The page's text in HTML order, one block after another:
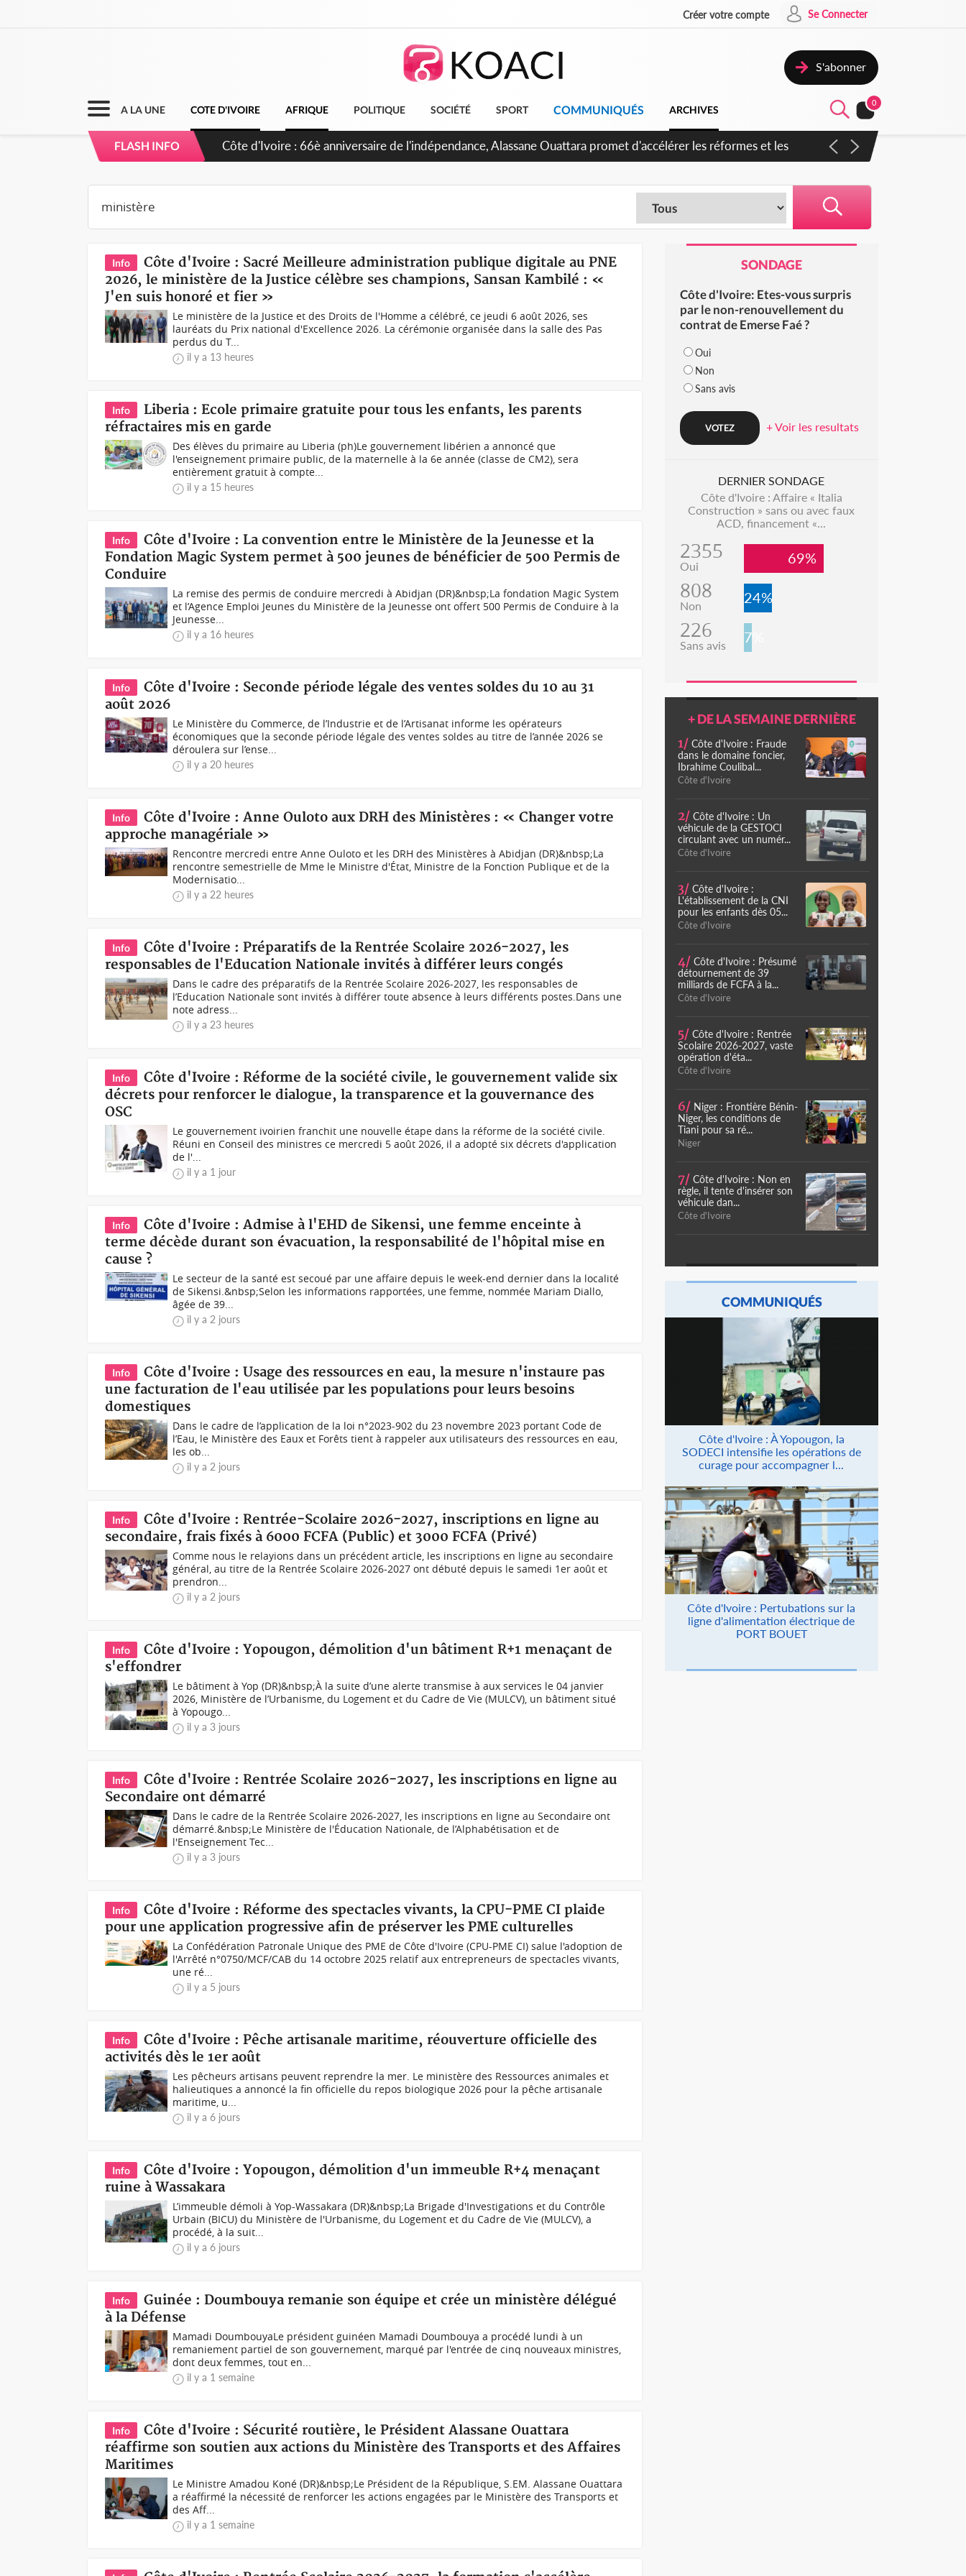
Créer votre compte Se Connecter
S'abonner
A LA UNE COTE D'IVOIRE AFRIQUE POLITIQUE SOCIÉTÉ SPORT COMMUNIQUÉS ARCHIVES
0
FLASH INFO
Côte d'Ivoire : À Abidjan, Amadou Oury Bah admire le modèle ivoirien et veut s'en inspirer pour accélérer le
Info
Côte d'Ivoire : Sacré Meilleure administration publique digitale au PNE
2026, le ministère de la Justice célèbre ses champions, Sansan Kambilé : «
J'en suis honoré et fier »
Le ministère de la Justice et des Droits de l'Homme a célébré, ce jeudi 6 août 2026, ses
lauréats du Prix national d'Excellence 2026. La cérémonie organisée dans la salle des Pas
perdus du T...
il y a 13 heures
Info
Liberia : Ecole primaire gratuite pour tous les enfants, les parents
réfractaires mis en garde
Des élèves du primaire au Liberia (ph)Le gouvernement libérien a annoncé que
l'enseignement primaire public, de la maternelle à la 6e année (classe de CM2), sera
entièrement gratuit à compte...
il y a 15 heures
Info
Côte d'Ivoire : La convention entre le Ministère de la Jeunesse et la
Fondation Magic System permet à 500 jeunes de bénéficier de 500 Permis de
Conduire
La remise des permis de conduire mercredi à Abidjan (DR)&nbsp;La fondation Magic System
et l’Agence Emploi Jeunes du Ministère de la Jeunesse ont offert 500 Permis de Conduire à la
Jeunesse...
il y a 16 heures
Info
Côte d'Ivoire : Seconde période légale des ventes soldes du 10 au 31
août 2026
Le Ministère du Commerce, de l’Industrie et de l’Artisanat informe les opérateurs
économiques que la seconde période légale des ventes soldes au titre de l’année 2026 se
déroulera sur l’ense...
il y a 20 heures
Info
Côte d'Ivoire : Anne Ouloto aux DRH des Ministères : « Changer votre
approche managériale »
Rencontre mercredi entre Anne Ouloto et les DRH des Ministères à Abidjan (DR)&nbsp;La
rencontre semestrielle de Mme le Ministre d'État, Ministre de la Fonction Publique et de la
Modernisatio...
il y a 22 heures
Info
Côte d'Ivoire : Préparatifs de la Rentrée Scolaire 2026-2027, les
responsables de l'Education Nationale invités à différer leurs congés
Dans le cadre des préparatifs de la Rentrée Scolaire 2026-2027, les responsables de
l’Education Nationale sont invités à différer toute absence à leurs différents postes.Dans une
note adress...
il y a 23 heures
Info
Côte d'Ivoire : Réforme de la société civile, le gouvernement valide six
décrets pour renforcer le dialogue, la transparence et la gouvernance des
OSC
Le gouvernement ivoirien franchit une nouvelle étape dans la réforme de la société civile.
Réuni en Conseil des ministres ce mercredi 5 août 2026, il a adopté six décrets d'application
de l'...
il y a 1 jour
Info
Côte d'Ivoire : Admise à l'EHD de Sikensi, une femme enceinte à
terme décède durant son évacuation, la responsabilité de l'hôpital mise en
cause ?
Le secteur de la santé est secoué par une affaire depuis le week-end dernier dans la localité
de Sikensi.&nbsp;Selon les informations rapportées, une femme, nommée Mariam Diallo,
âgée de 39...
il y a 2 jours
Info
Côte d'Ivoire : Usage des ressources en eau, la mesure n'instaure pas
une facturation de l'eau utilisée par les populations pour leurs besoins
domestiques
Dans le cadre de l’application de la loi n°2023-902 du 23 novembre 2023 portant Code de
l’Eau, le Ministère des Eaux et Forêts tient à rappeler aux utilisateurs des ressources en eau,
les ob...
il y a 2 jours
Info
Côte d'Ivoire : Rentrée-Scolaire 2026-2027, inscriptions en ligne au
secondaire, frais fixés à 6000 FCFA (Public) et 3000 FCFA (Privé)
Comme nous le relayions dans un précédent article, les inscriptions en ligne au secondaire
général, au titre de la Rentrée Scolaire 2026-2027 ont débuté depuis le samedi 1er août et
prendron...
il y a 2 jours
Info
Côte d'Ivoire : Yopougon, démolition d'un bâtiment R+1 menaçant de
s'effondrer
Le bâtiment à Yop (DR)&nbsp;À la suite d’une alerte transmise à aux services le 04 janvier
2026, Ministère de l’Urbanisme, du Logement et du Cadre de Vie (MULCV), un bâtiment situé
à Yopougo...
il y a 3 jours
Info
Côte d'Ivoire : Rentrée Scolaire 2026-2027, les inscriptions en ligne au
Secondaire ont démarré
Dans le cadre de la Rentrée Scolaire 2026-2027, les inscriptions en ligne au Secondaire ont
démarré.&nbsp;Le Ministère de l'Éducation Nationale, de l’Alphabétisation et de
l'Enseignement Tec...
il y a 3 jours
Info
Côte d'Ivoire : Réforme des spectacles vivants, la CPU-PME CI plaide
pour une application progressive afin de préserver les PME culturelles
La Confédération Patronale Unique des PME de Côte d'Ivoire (CPU-PME CI) salue l'adoption de
l'Arrêté n°0750/MCF/CAB du 14 octobre 2025 relatif aux entrepreneurs de spectacles vivants,
une ré...
il y a 5 jours
Info
Côte d'Ivoire : Pêche artisanale maritime, réouverture officielle des
activités dès le 1er août
Les pêcheurs artisans peuvent reprendre la mer. Le ministère des Ressources animales et
halieutiques a annoncé la fin officielle du repos biologique 2026 pour la pêche artisanale
maritime, u...
il y a 6 jours
Info
Côte d'Ivoire : Yopougon, démolition d'un immeuble R+4 menaçant
ruine à Wassakara
L’immeuble démoli à Yop-Wassakara (DR)&nbsp;La Brigade d'Investigations et du Contrôle
Urbain (BICU) du Ministère de l'Urbanisme, du Logement et du Cadre de Vie (MULCV), a
procédé, à la suit...
il y a 6 jours
Info
Guinée : Doumbouya remanie son équipe et crée un ministère délégué
à la Défense
Mamadi DoumbouyaLe président guinéen Mamadi Doumbouya a procédé lundi à un
remaniement partiel de son gouvernement, marqué par l'entrée de cinq nouveaux ministres,
dont deux femmes, tout en...
il y a 1 semaine
Info
Côte d'Ivoire : Sécurité routière, le Président Alassane Ouattara
réaffirme son soutien aux actions du Ministère des Transports et des Affaires
Maritimes
Le Ministre Amadou Koné (DR)&nbsp;Le Président de la République, S.EM. Alassane Ouattara
a réaffirmé la nécessité de renforcer les actions engagées par le Ministère des Transports et
des Aff...
il y a 1 semaine
SONDAGE
Côte d'Ivoire: Etes-vous surpris
par le non-renouvellement du
contrat de Emerse Faé ?
Oui
Non
Sans avis
+ Voir les resultats
DERNIER SONDAGE
Côte d'Ivoire : Affaire « Italia
Construction » sans ou avec faux
ACD, financement «...
2355
Oui 69%
808
Non 24%
226
Sans avis 7%
+ DE LA SEMAINE DERNIÈRE
1/ Côte d'Ivoire : Fraude
dans le domaine foncier,
Ibrahime Coulibal...
Côte d'Ivoire
2/ Côte d'Ivoire : Un
véhicule de la GESTOCI
circulant avec un numér...
Côte d'Ivoire
3/ Côte d'Ivoire :
L'établissement de la CNI
pour les enfants dès 05...
Côte d'Ivoire
4/ Côte d'Ivoire : Présumé
détournement de 39
milliards de FCFA à la...
Côte d'Ivoire
5/ Côte d'Ivoire : Rentrée
Scolaire 2026-2027, vaste
opération d'éta...
Côte d'Ivoire
6/ Niger : Frontière Bénin-
Niger, les conditions de
Tiani pour sa ré...
Niger
7/ Côte d'Ivoire : Non en
règle, il tente d'insérer son
véhicule dan...
Côte d'Ivoire
COMMUNIQUÉS
Côte d'Ivoire : À Yopougon, la
SODECI intensifie les opérations de
curage pour accompagner l...
Côte d'Ivoire : Pertubations sur la
ligne d'alimentation électrique de
PORT BOUET